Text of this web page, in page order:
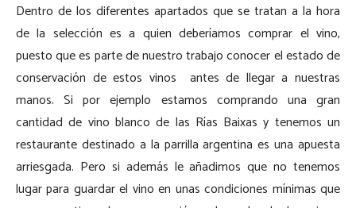
Dentro de los diferentes apartados que se tratan a la hora
de la selección es a quien deberíamos comprar el vino,
puesto que es parte de nuestro trabajo conocer el estado de
conservación de estos vinos antes de llegar a nuestras
manos. Si por ejemplo estamos comprando una gran
cantidad de vino blanco de las Rías Baixas y tenemos un
restaurante destinado a la parrilla argentina es una apuesta
arriesgada. Pero si además le añadimos que no tenemos
lugar para guardar el vino en unas condiciones mínimas que